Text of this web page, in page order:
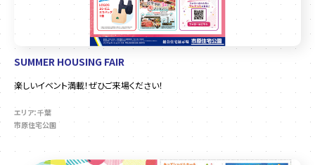
SUMMER HOUSING FAIR
楽しいイベント満載！ぜひご来場ください！
エリア：千葉
市原住宅公園